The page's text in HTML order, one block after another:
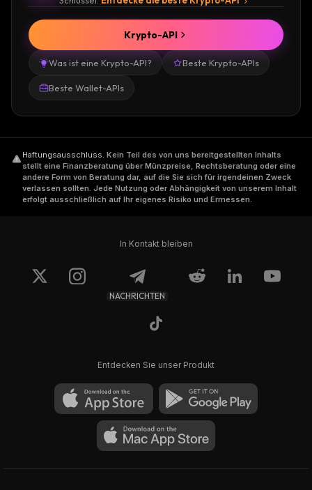
Was ist eine Krypto-API? Beste Krypto-APIs
Beste Wallet-APIs
Krypto-API
Haftungsausschluss Kein Teil des von uns bereitgestellten Inhalts
stellt eine Finanzberatung über Münzpreise, Rechtsberatung oder eine
andere Form von Beratung dar, auf die Sie sich für irgendeinen Zweck
verlassen sollten. Jede Nutzung oder Abhängigkeit von unserem Inhalt
erfolgt ausschließlich auf Ihr eigenes Risiko und Ermessen.
In Kontakt bleiben
NACHRICHTEN
Entdecken Sie unser Produkt